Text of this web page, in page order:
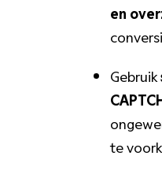
en
Gebruik
te